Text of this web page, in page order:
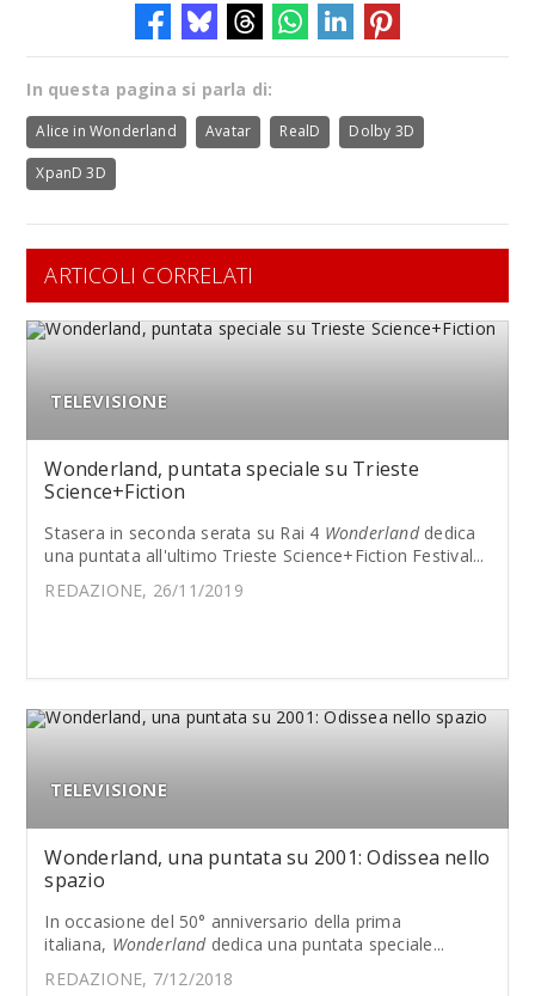
In questa pagina si parla di:
Alice in Wonderland Avatar RealD Dolby 3D
XpanD 3D
ARTICOLI CORRELATI
TELEVISIONE
Wonderland, puntata speciale su Trieste
Science+Fiction
Stasera in seconda serata su Rai 4 Wonderlanddedica
una puntata all'ultimo Trieste Science+Fiction Festival...
REDAZIONE, 26/11/2019
TELEVISIONE
Wonderland, una puntata su 2001: Odissea nello
spazio
In occasione del 50° anniversario della prima
italiana, Wonderlanddedica una puntata speciale...
REDAZIONE, 7/12/2018